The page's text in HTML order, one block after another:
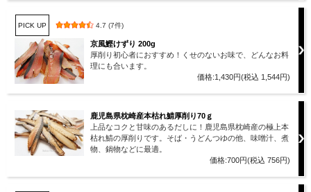
PICK UP 4.7 (7件)
京風鰹けずり 200g
厚削り初心者におすすめ！くせのないお味で、どんなお料
理にも合います。
価格:1,430円(税込 1,544円)
鹿児島県枕崎産本枯れ鯖厚削り70ｇ
上品なコクと甘味のあるだしに！鹿児島県枕崎産の極上本
枯れ鯖の厚削りです。そば・うどんつゆの他、味噌汁、煮
物、鍋物などに最適。
価格:700円(税込 756円)